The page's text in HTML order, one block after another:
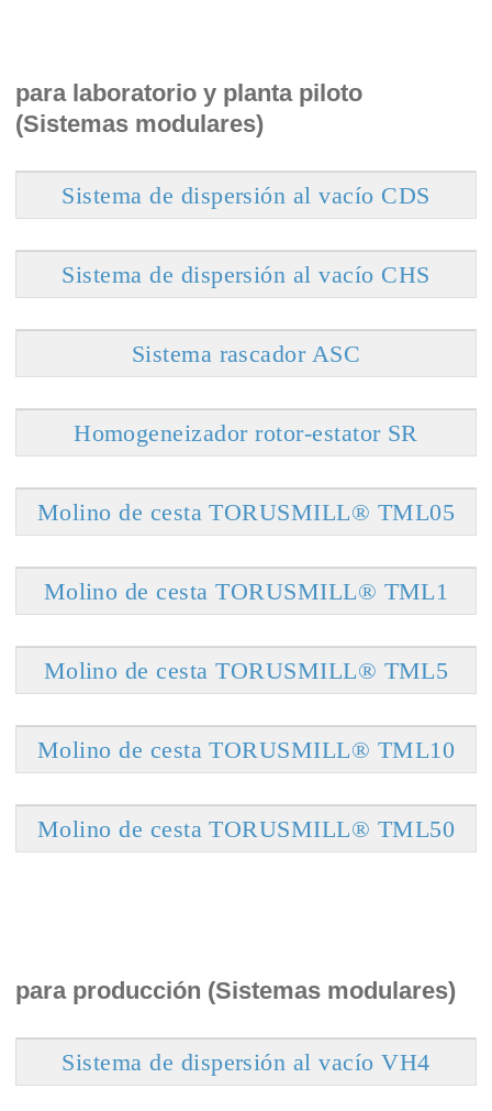
para laboratorio y planta piloto
(Sistemas modulares)
Sistema de dispersión al vacío CDS
Sistema de dispersión al vacío CHS
Sistema rascador ASC
Homogeneizador rotor-estator SR
Molino de cesta TORUSMILL® TML05
Molino de cesta TORUSMILL® TML1
Molino de cesta TORUSMILL® TML5
Molino de cesta TORUSMILL® TML10
Molino de cesta TORUSMILL® TML50
para producción (Sistemas modulares)
Sistema de dispersión al vacío VH4